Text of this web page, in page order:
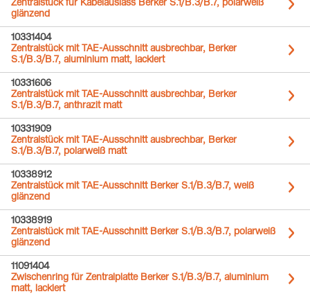
Zentralstück für Kabelauslass Berker S.1/B.3/B.7, polarweiß
glänzend
10331404
Zentralstück mit TAE-Ausschnitt ausbrechbar, Berker
S.1/B.3/B.7, aluminium matt, lackiert
10331606
Zentralstück mit TAE-Ausschnitt ausbrechbar, Berker
S.1/B.3/B.7, anthrazit matt
10331909
Zentralstück mit TAE-Ausschnitt ausbrechbar, Berker
S.1/B.3/B.7, polarweiß matt
10338912
Zentralstück mit TAE-Ausschnitt Berker S.1/B.3/B.7, weiß
glänzend
10338919
Zentralstück mit TAE-Ausschnitt Berker S.1/B.3/B.7, polarweiß
glänzend
11091404
Zwischenring für Zentralplatte Berker S.1/B.3/B.7, aluminium
matt, lackiert